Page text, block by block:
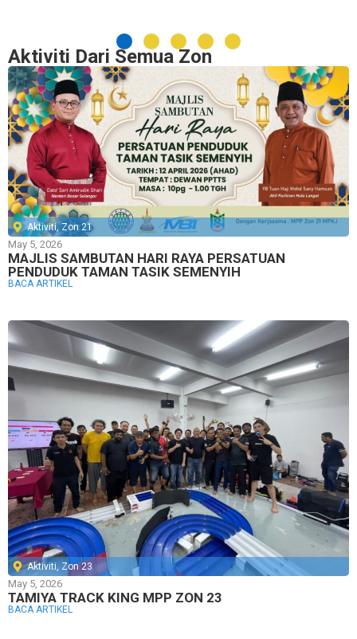
Aktiviti Dari Semua Zon
Aktiviti,Zon 21
May 5, 2026
MAJLIS SAMBUTAN HARI RAYA PERSATUAN
PENDUDUK TAMAN TASIK SEMENYIH
BACA ARTIKEL
Aktiviti, Zon 23
May 5, 2026
TAMIYA TRACK KING MPP ZON 23
BACA ARTIKEL